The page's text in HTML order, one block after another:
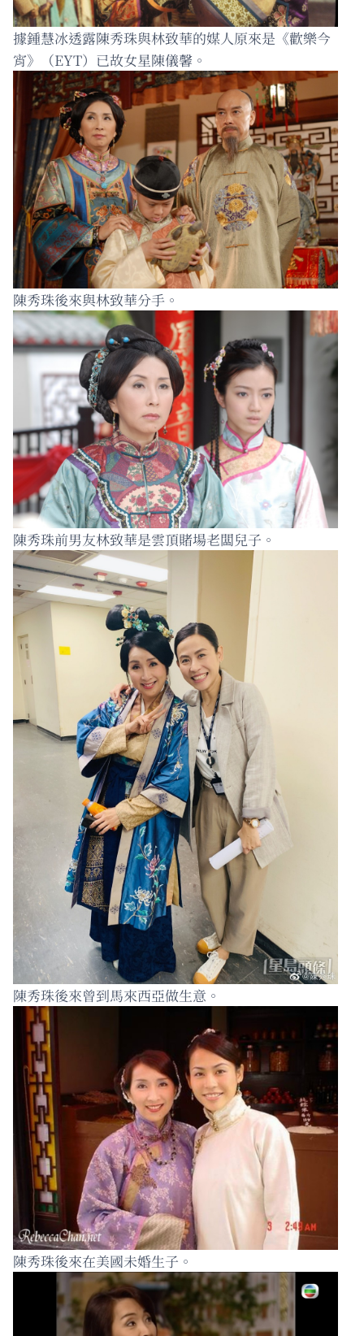
據鍾慧冰透露陳秀珠與林致華的媒人原來是《歡樂今
宵》（EYT）已故女星陳儀馨。
陳秀珠後來與林致華分手。
陳秀珠前男友林致華是雲頂賭場老闆兒子。
陳秀珠後來曾到馬來西亞做生意。
陳秀珠後來在美國未婚生子。